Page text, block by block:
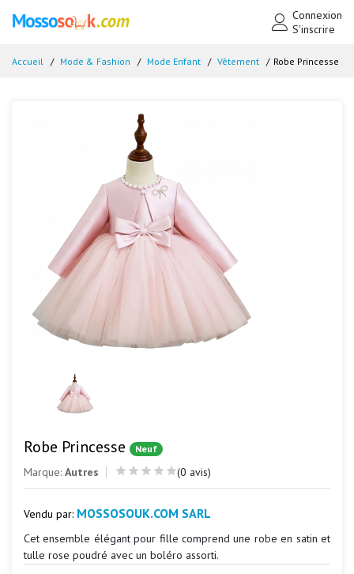
Connexion
S'inscrire
Accueil Mode & Fashion Mode Enfant Vêtement Robe Princesse
Robe Princesse Neuf
Marque: Autres (0 avis)
Vendu par: MOSSOSOUK.COM SARL
Cet ensemble élégant pour fille comprend une robe en satin et
tulle rose poudré avec un boléro assorti.